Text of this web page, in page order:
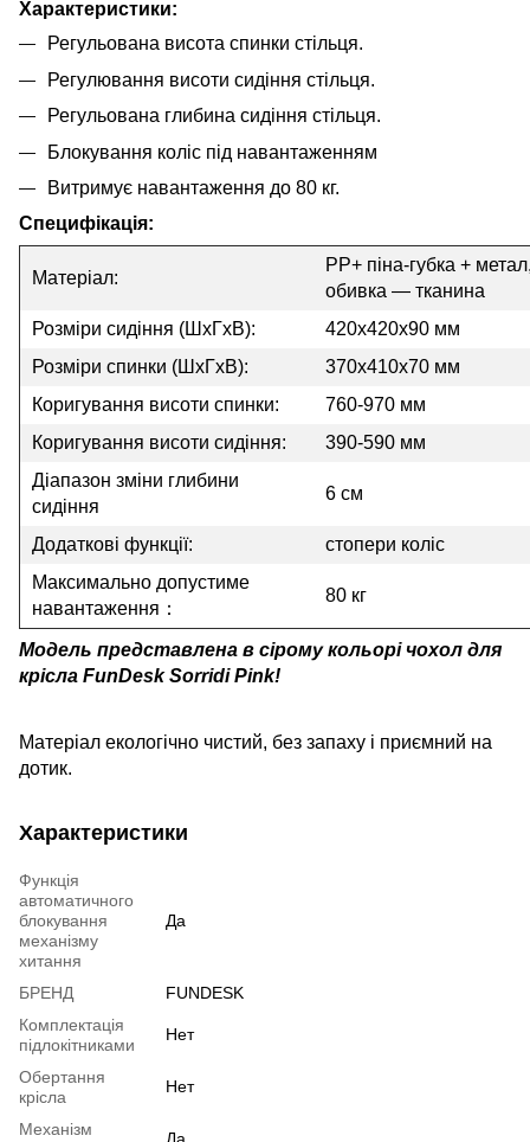
Характеристики:
Регульована висота спинки стільця.
Регулювання висоти сидіння стільця.
Регульована глибина сидіння стільця.
Блокування коліс під навантаженням
Витримує навантаження до 80 кг.
Специфікація:
Матеріал:
PP+ піна-губка +
обивка — тканина
Розміри сидіння (ШхГхВ):
420x420x90 мм
Розміри спинки (ШхГхВ):
370x410x70 мм
Коригування висоти спинки:
760-970 мм
Коригування висоти сидіння:
390-590 мм
Діапазон зміни глибини
сидіння
6 см
Додаткові функції:
стопери коліс
Максимально допустиме
навантаження：
80 кг
Модель представлена в сірому кольорі чохол для
крісла FunDesk Sorridi Pink!
Матеріал екологічно чистий, без запаху і приємний на
дотик.
Характеристики
Функція
автоматичного
блокування
механізму
хитання
Да
БРЕНД
FUNDESK
Комплектація
підлокітниками
Нет
Обертання
крісла
Нет
Механізм